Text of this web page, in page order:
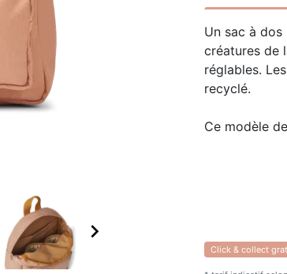

Un sac à
créatures de
réglables.
recyclé.
Ce modèle
Click & collect